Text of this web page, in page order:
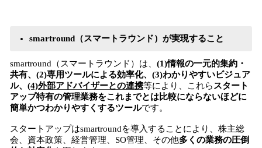
smartround（スマートラウンド）が実現すること
smartround（スマートラウンド）は、 (1)情報の一元的集約・
共有、(2)専用ツールによる効率化、(3)わかりやすいビジュア
ル、 (4)外部アドバイザーとの連携等により、これら スタート
アップ特有の管理業務をこれまでとは比較にならないほどに
簡単かつわかりやすくするツールです。
スタートアップはsmartroundを導入することにより、株主総
会、資本政策、経営管理、SO管理、その他多くの業務の圧倒